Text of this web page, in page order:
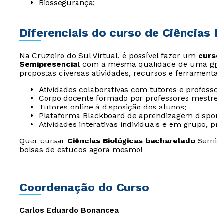
Biossegurança;
Diferenciais do curso de
Na Cruzeiro do Sul Virtual, é possível fazer um
Semipresencialcom a mesma qualidade de uma
propostas diversas atividades, recursos e
Atividades colaborativas com tutores e
Corpo docente formado por professores
Tutores online à disposição dos alunos;
Plataforma Blackboard de aprendizagem
Atividades interativas individuais e em grupo,
Quer cursar Ciências Biológicas bacharelado
bolsas de estudos agora mesmo!
Coordenação do Curso
Carlos Eduardo Bonancea